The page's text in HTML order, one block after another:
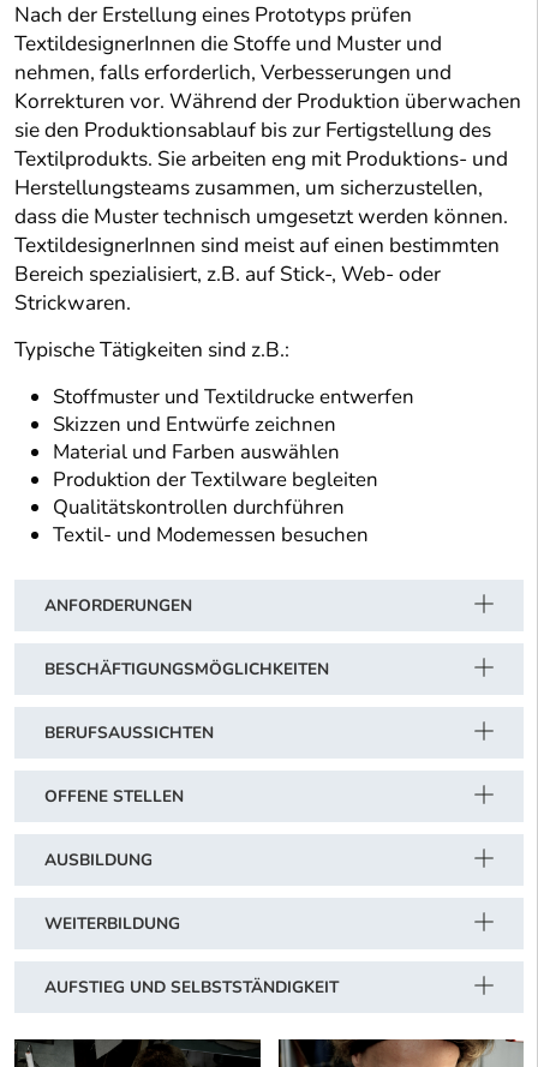
Nach der Erstellung eines Prototyps prüfen
TextildesignerInnen die Stoffe und Muster und
nehmen, falls erforderlich, Verbesserungen und
Korrekturen vor. Während der Produktion überwachen
sie den Produktionsablauf bis zur Fertigstellung des
Textilprodukts. Sie arbeiten eng mit Produktions- und
Herstellungsteams zusammen, um sicherzustellen,
dass die Muster technisch umgesetzt werden können.
TextildesignerInnen sind meist auf einen bestimmten
Bereich spezialisiert, z.B. auf Stick-, Web- oder
Strickwaren.
Typische Tätigkeiten sind z.B.:
Stoffmuster und Textildrucke entwerfen
Skizzen und Entwürfe zeichnen
Material und Farben auswählen
Produktion der Textilware begleiten
Qualitätskontrollen durchführen
Textil- und Modemessen besuchen
ANFORDERUNGEN
BESCHÄFTIGUNGSMÖGLICHKEITEN
BERUFSAUSSICHTEN
OFFENE STELLEN
AUSBILDUNG
WEITERBILDUNG
AUFSTIEG UND SELBSTSTÄNDIGKEIT